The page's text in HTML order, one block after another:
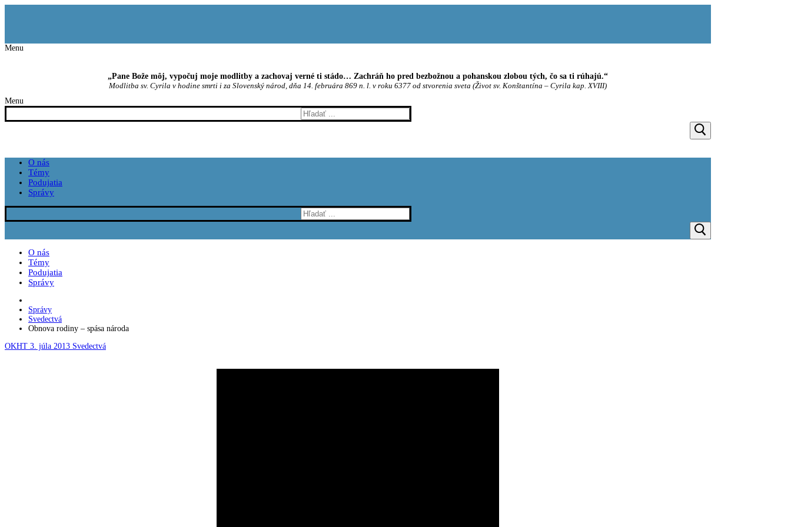
Menu
„Pane Bože môj, vypočuj moje modlitby a zachovaj verné ti stádo… Zachráň ho pred bezbožnou a pohanskou zlobou tých, čo sa ti rúhajú.“
Modlitba sv. Cyrila v hodine smrti i za Slovenský národ, dňa 14. februára 869 n. l. v roku 6377 od stvorenia sveta (Život sv. Konštantína – Cyrila kap. XVIII)
Menu
Hľadať:
O nás
Témy
Podujatia
Správy
Hľadať:
O nás
Témy
Podujatia
Správy
Správy
Svedectvá
Obnova rodiny – spása národa
OKHT 3. júla 2013 Svedectvá